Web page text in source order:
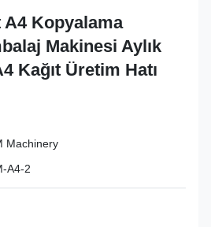
A4 Kopyalama
Makinesi Aylık
Kağıt Üretim Hatı
Machinery
A4-2